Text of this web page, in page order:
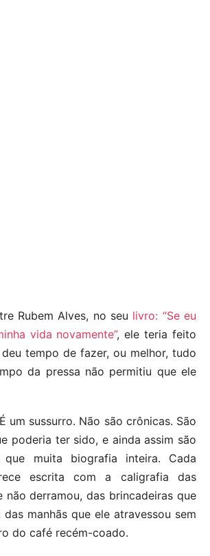
Rubem Alves, no seu livro: “Se eu
vida novamente”, ele teria feito
tempo de fazer, ou melhor, tudo
da pressa não permitiu que ele
um sussurro. Não são crônicas. São
poderia ter sido, e ainda assim são
muita biografia inteira. Cada
escrita com a caligrafia das
não derramou, das brincadeiras que
manhãs que ele atravessou sem
do café recém-coado.